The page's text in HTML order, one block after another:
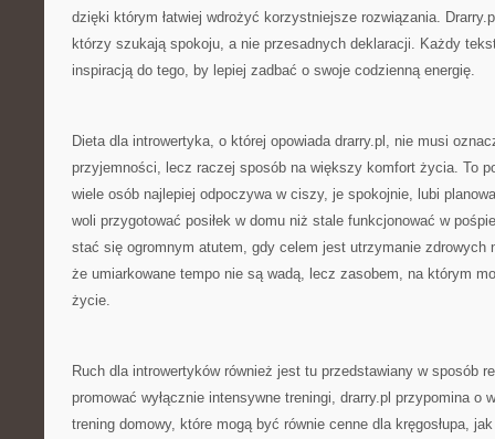
dzięki którym łatwiej wdrożyć korzystniejsze rozwiązania.
którzy szukają spokoju, a nie przesadnych deklaracji. Każdy
inspiracją do tego, by lepiej zadbać o swoje codzienną energię.
Dieta dla introwertyka, o której opowiada drarry.pl, nie musi
przyjemności, lecz raczej sposób na większy komfort życia. To
wiele osób najlepiej odpoczywa w ciszy, je spokojnie, lubi
woli przygotować posiłek w domu niż stale funkcjonować w
stać się ogromnym atutem, gdy celem jest utrzymanie zdrowych
że umiarkowane tempo nie są wadą, lecz zasobem, na którym
życie.
Ruch dla introwertyków również jest tu przedstawiany w sposób
promować wyłącznie intensywne treningi, drarry.pl przypomina o
trening domowy, które mogą być równie cenne dla kręgosłupa,